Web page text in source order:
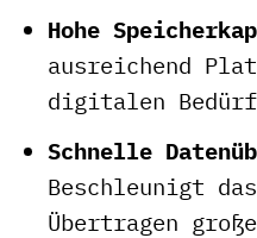
Hohe
ausreichend
digitalen
Schnelle
Beschleunigt
Übertragen